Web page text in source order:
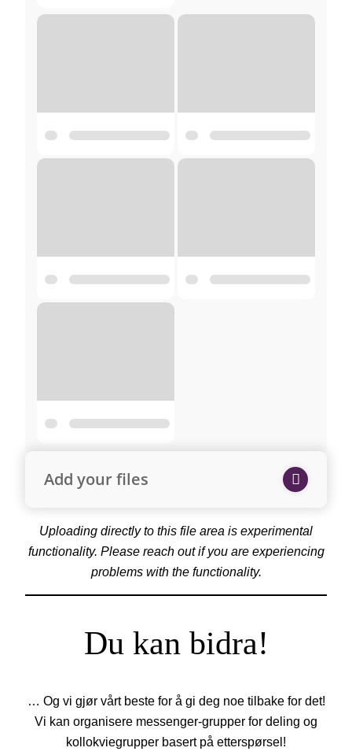
Add your files
Uploading directly to this file area is experimental
functionality. Please reach out if you are experiencing
problems with the functionality.
Du kan bidra!
… Og vi gjør vårt beste for å gi deg noe tilbake for det!
Vi kan organisere messenger-grupper for deling og
kollokviegrupper basert på etterspørsel!